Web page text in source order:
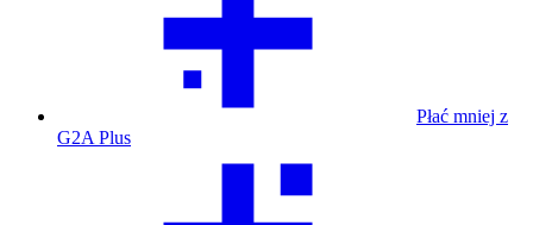
Płać mniej z
G2A Plus